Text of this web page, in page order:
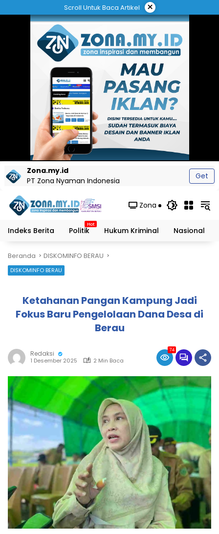
ke
Scroll Untuk Baca Artikel ×
Zona.my.id
PT Zona Nyaman Indonesia
Get
Zona
Indeks Berita Politik Hukum Kriminal Nasional
Beranda DISKOMINFO BERAU
DISKOMINFO BERAU
Ketahanan Pangan Kampung Jadi
Fokus Baru Pengelolaan Dana Desa di
Berau
Redaksi
1 Desember 2025 2 Min Baca
74